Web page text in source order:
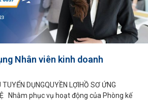
Nhân viên kinh doanh
TUYỂN DỤNGQUYỀN LỢIHỒ SƠ ỨNG
Nhằm phục vụ hoạt động của Phòng kế